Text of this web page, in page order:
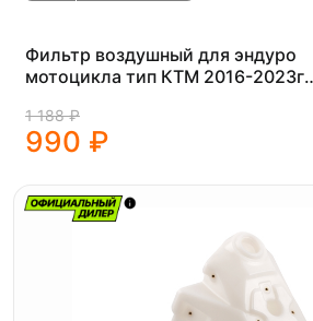
Фильтр воздушный для эндуро
мотоцикла тип КТМ 2016-2023г
1 188 ₽
990 ₽